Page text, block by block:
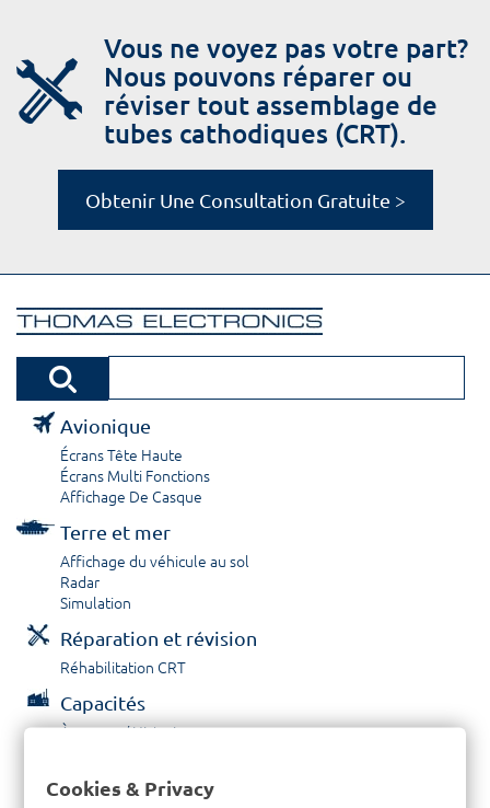
Vous ne voyez pas votre part?
Nous pouvons réparer ou
réviser tout assemblage de
tubes cathodiques (CRT).
Obtenir Une Consultation Gratuite >
Avionique
Écrans Tête Haute
Écrans Multi Fonctions
Affichage De Casque
Terre et mer
Affichage du véhicule au sol
Radar
Simulation
Réparation et révision
Réhabilitation CRT
Capacités
À propos / Historique
Cookies & Privacy